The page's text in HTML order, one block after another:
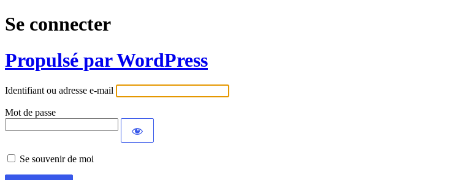
Se connecter
Propulsé par WordPress
Identifiant ou adresse e-mail
Mot de passe
Se souvenir de moi